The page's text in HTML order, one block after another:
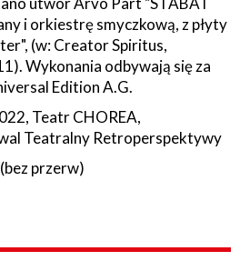
i orkiestrę smyczkową, z płyty
(w: Creator Spiritus,
Wykonania odbywają się za
Edition A.G.
Teatr CHOREA,
Teatralny Retroperspektywy
przerw)